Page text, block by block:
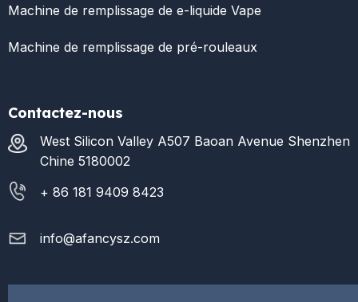
Machine de remplissage de e-liquide Vape
Machine de remplissage de pré-rouleaux
Contactez-nous
West Silicon Valley A507 Baoan Avenue Shenzhen
Chine 5180002
+ 86 181 9409 8423
info@afancysz.com